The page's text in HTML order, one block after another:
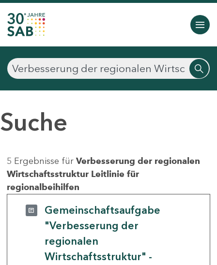
Suche
5 Ergebnisse für Verbesserung der regionalen
Wirtschaftsstruktur Leitlinie für
regionalbeihilfen
Gemeinschaftsaufgabe
"Verbesserung der
regionalen
Wirtschaftsstruktur" -